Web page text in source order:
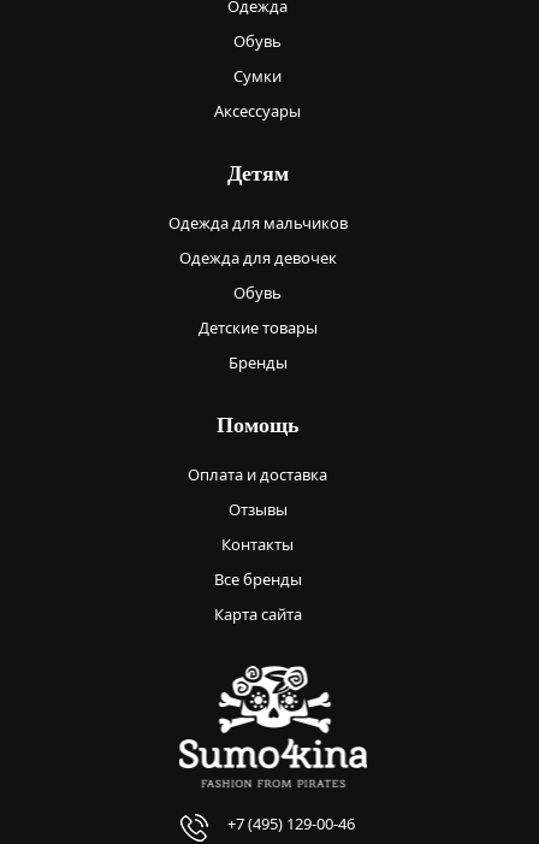
Одежда
Обувь
Сумки
Аксессуары
Детям
Одежда для мальчиков
Одежда для девочек
Обувь
Детские товары
Бренды
Помощь
Оплата и доставка
Отзывы
Контакты
Все бренды
Карта сайта
+7 (495) 129-00-46